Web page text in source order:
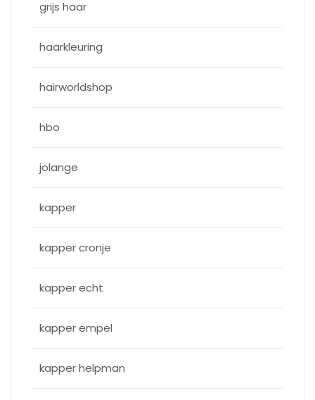
grijs haar
haarkleuring
hairworldshop
hbo
jolange
kapper
kapper cronje
kapper echt
kapper empel
kapper helpman